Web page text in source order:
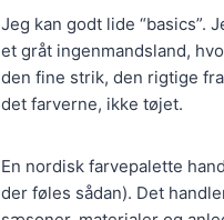
Jeg kan godt lide “basics”.
et gråt ingenmandsland,
den fine strik, den rigtige
det farverne, ikke tøjet.
En nordisk farvepalette
der føles sådan). Det